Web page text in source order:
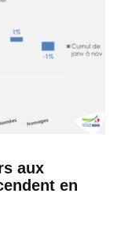
aux
en